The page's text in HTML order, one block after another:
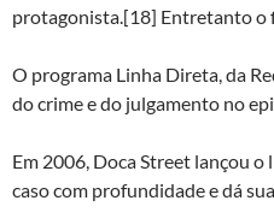
protagonista.[18] Entretanto o
O programa Linha Direta, da
do crime e do julgamento no
Em 2006, Doca Street lançou
caso com profundidade e dá